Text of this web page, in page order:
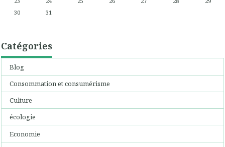
30
31
Catégories
Blog
Consommation et consumérisme
Culture
écologie
Economie